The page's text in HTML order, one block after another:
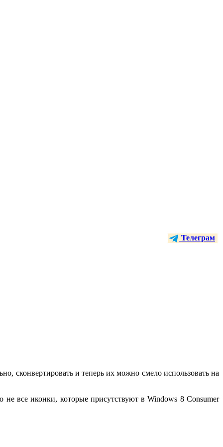
Телеграм
сконвертировать и теперь их можно смело использовать на
все иконки, которые присутствуют в Windows 8 Consumer